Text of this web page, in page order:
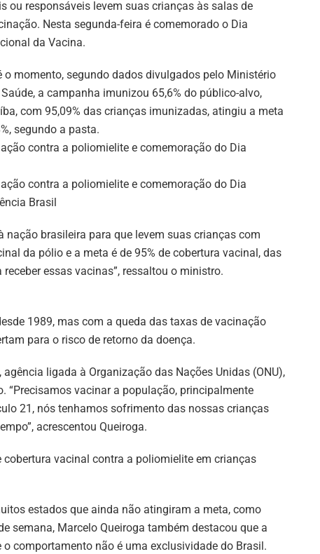
ou responsáveis levem suas crianças às salas de
Nesta segunda-feira é comemorado o Dia
da Vacina.
o momento, segundo dados divulgados pelo Ministério
a campanha imunizou 65,6% do público-alvo,
com 95,09% das crianças imunizadas, atingiu a meta
segundo a pasta.
contra a poliomielite e comemoração do Dia
contra a poliomielite e comemoração do Dia
Brasil
nação brasileira para que levem suas crianças com
da pólio e a meta é de 95% de cobertura vacinal, das
essas vacinas”, ressaltou o ministro.
1989, mas com a queda das taxas de vacinação
para o risco de retorno da doença.
ligada à Organização das Nações Unidas (ONU),
“Precisamos vacinar a população, principalmente
21, nós tenhamos sofrimento das nossas crianças
acrescentou Queiroga.
vacinal contra a poliomielite em crianças
estados que ainda não atingiram a meta, como
semana, Marcelo Queiroga também destacou que a
comportamento não é uma exclusividade do Brasil.